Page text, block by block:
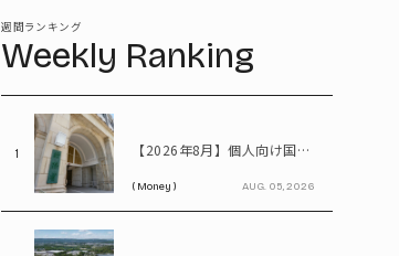
週間ランキング
Weekly Ranking
1 【2026年8月】個人向け国債、固定5年は2%台へ - 変動10年・固定3年は? 100万円購入時の利子も紹介
( Money ) AUG. 05, 2026